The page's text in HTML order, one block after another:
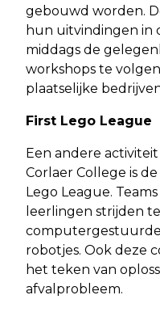
gebouwd worden.
hun uitvindingen in
middags de
workshops te
plaatselijke
First Lego League
Een andere activiteit
Corlaer College is
Lego League.
leerlingen strijden
robotjes. Ook deze
het teken van
afvalprobleem.